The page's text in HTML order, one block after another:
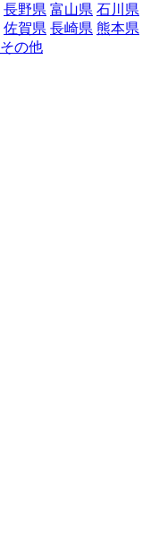
長野県 富山県 石川県
佐賀県 長崎県 熊本県
その他